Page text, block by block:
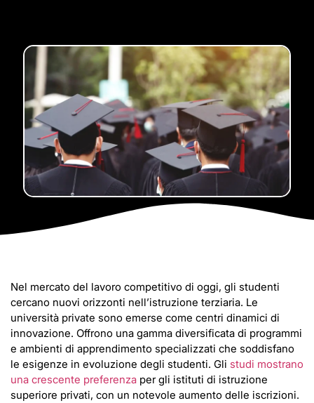
Nel mercato del lavoro competitivo di oggi, gli studenti
cercano nuovi orizzonti nell’istruzione terziaria. Le
università private sono emerse come centri dinamici di
innovazione. Offrono una gamma diversificata di programmi
e ambienti di apprendimento specializzati che soddisfano
le esigenze in evoluzione degli studenti. Gli studi mostrano
una crescente preferenza per gli istituti di istruzione
superiore privati, con un notevole aumento delle iscrizioni.